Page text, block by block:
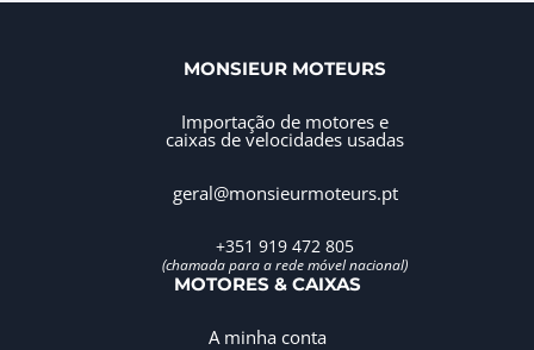
MONSIEUR MOTEURS
Importação de motores e
caixas de velocidades usadas
geral@monsieurmoteurs.pt
+351 919 472 805
(chamada para a rede móvel nacional)
MOTORES & CAIXAS
A minha conta